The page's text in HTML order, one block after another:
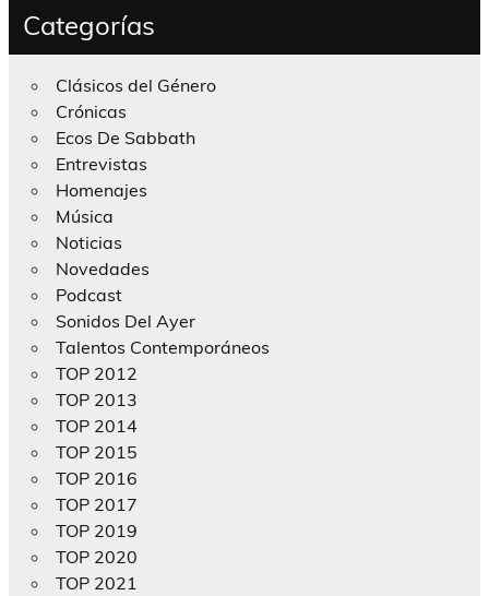
Categorías
Clásicos del Género
Crónicas
Ecos De Sabbath
Entrevistas
Homenajes
Música
Noticias
Novedades
Podcast
Sonidos Del Ayer
Talentos Contemporáneos
TOP 2012
TOP 2013
TOP 2014
TOP 2015
TOP 2016
TOP 2017
TOP 2019
TOP 2020
TOP 2021